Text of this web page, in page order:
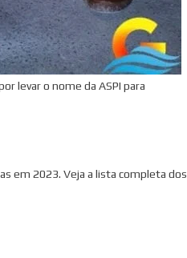
levar o nome da ASPI para
em 2023. Veja a lista completa dos